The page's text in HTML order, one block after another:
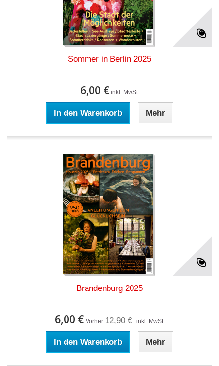
Sommer in Berlin 2025
6,00 € inkl. MwSt.
In den Warenkorb Mehr
Brandenburg 2025
6,00 € Vorher 12,90 € inkl. MwSt.
In den Warenkorb Mehr